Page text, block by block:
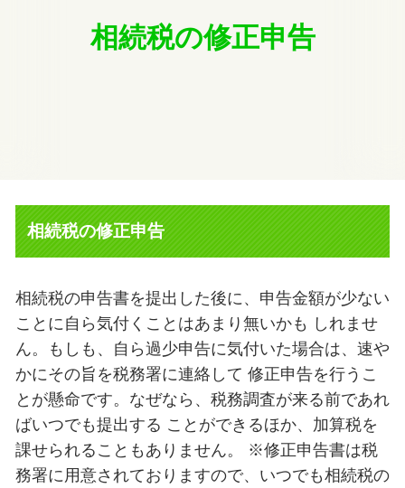
相続税の修正申告
相続税の修正申告
相続税の申告書を提出した後に、申告金額が少ない
ことに自ら気付くことはあまり無いかも しれませ
ん。もしも、自ら過少申告に気付いた場合は、速や
かにその旨を税務署に連絡して 修正申告を行うこ
とが懸命です。なぜなら、税務調査が来る前であれ
ばいつでも提出する ことができるほか、加算税を
課せられることもありません。 ※修正申告書は税
務署に用意されておりますので、いつでも相続税の